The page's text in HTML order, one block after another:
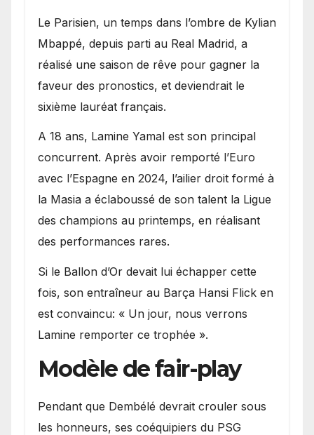
Le Parisien, un temps dans l’ombre de Kylian
Mbappé, depuis parti au Real Madrid, a
réalisé une saison de rêve pour gagner la
faveur des pronostics, et deviendrait le
sixième lauréat français.
A 18 ans, Lamine Yamal est son principal
concurrent. Après avoir remporté l’Euro
avec l’Espagne en 2024, l’ailier droit formé à
la Masia a éclaboussé de son talent la Ligue
des champions au printemps, en réalisant
des performances rares.
Si le Ballon d’Or devait lui échapper cette
fois, son entraîneur au Barça Hansi Flick en
est convaincu: « Un jour, nous verrons
Lamine remporter ce trophée ».
Modèle de fair-play
Pendant que Dembélé devrait crouler sous
les honneurs, ses coéquipiers du PSG